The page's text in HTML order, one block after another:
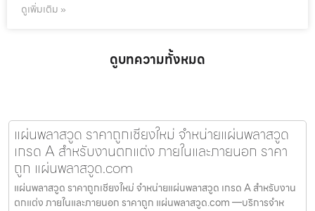
ดูเพิ่มเติม »
ดูบทความทั้งหมด
แผ่นพลาสวูด ราคาถูกเชียงใหม่ จำหน่ายแผ่นพลาสวูด
เกรด A สำหรับงานตกแต่ง ภายในและภายนอก ราคา
ถูก แผ่นพลาสวูด.com
แผ่นพลาสวูด ราคาถูกเชียงใหม่ จำหน่ายแผ่นพลาสวูด เกรด A สำหรับงาน
ตกแต่ง ภายในและภายนอก ราคาถูก แผ่นพลาสวูด.com —บริการจำห